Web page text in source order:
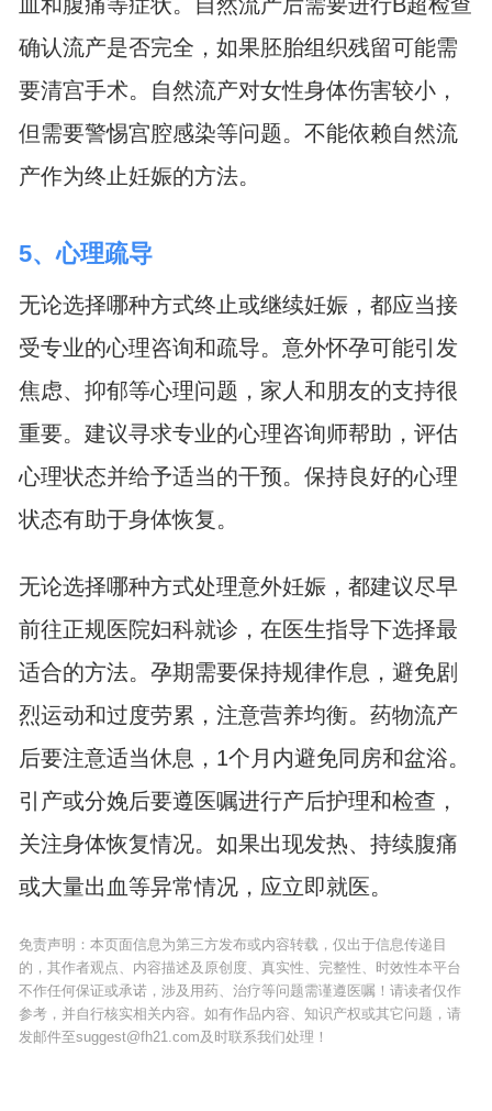
确认流产是否完全，如果胚胎组织残留可能需
要清宫手术。自然流产对女性身体伤害较小，
但需要警惕宫腔感染等问题。不能依赖自然流
产作为终止妊娠的方法。
5、心理疏导
无论选择哪种方式终止或继续妊娠，都应当接
受专业的心理咨询和疏导。意外怀孕可能引发
焦虑、抑郁等心理问题，家人和朋友的支持很
重要。建议寻求专业的心理咨询师帮助，评估
心理状态并给予适当的干预。保持良好的心理
状态有助于身体恢复。
无论选择哪种方式处理意外妊娠，都建议尽早
前往正规医院妇科就诊，在医生指导下选择最
适合的方法。孕期需要保持规律作息，避免剧
烈运动和过度劳累，注意营养均衡。药物流产
后要注意适当休息，1个月内避免同房和盆浴。
引产或分娩后要遵医嘱进行产后护理和检查，
关注身体恢复情况。如果出现发热、持续腹痛
或大量出血等异常情况，应立即就医。
免责声明：本页面信息为第三方发布或内容转载，仅出于信息传递目
的，其作者观点、内容描述及原创度、真实性、完整性、时效性本平台
不作任何保证或承诺，涉及用药、治疗等问题需谨遵医嘱！请读者仅作
参考，并自行核实相关内容。如有作品内容、知识产权或其它问题，请
发邮件至suggest@fh21.com及时联系我们处理！